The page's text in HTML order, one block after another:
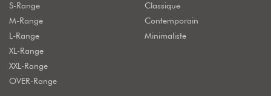
S-Range
M-Range
L-Range
XL-Range
XXL-Range
OVER-Range
Classique
Contemporain
Minimaliste